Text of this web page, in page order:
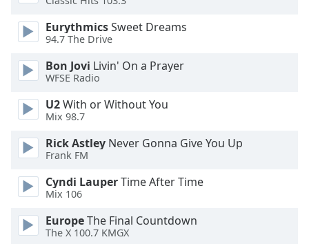
Font
Text
Edge
Family
Reset
Done
EurythmicsSweet Dreams
94.7 The Drive
Bon Jovi Livin' On a Prayer
WFSE Radio
U2With or Without You
Mix 98.7
Rick Astley Never Gonna Give You Up
Frank FM
Cyndi LauperTime After Time
Mix 106
EuropeThe Final Countdown
The X 100.7 KMGX